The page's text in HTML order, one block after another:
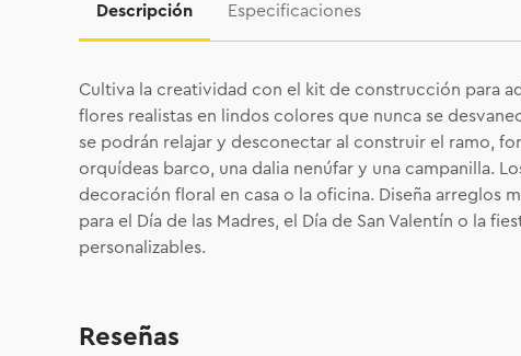
Descripción Especificaciones
Cultiva la creatividad con el kit de construcción para
flores realistas en lindos colores que nunca se
se podrán relajar y desconectar al construir el ramo,
orquídeas barco, una dalia nenúfar y una campanilla.
decoración floral en casa o la oficina. Diseña arreglos
para el Día de las Madres, el Día de San Valentín o la
personalizables.
Reseñas